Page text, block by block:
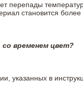
перепады
становится
со временем цвет?
указанных в